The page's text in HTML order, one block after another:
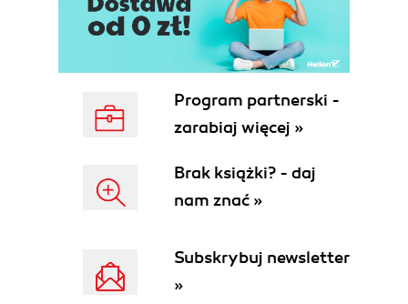
Program partnerski -
zarabiaj więcej »
Brak książki? - daj
nam znać »
Subskrybuj newsletter
»